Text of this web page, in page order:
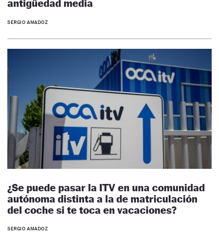
antigüedad media
SERGIO AMADOZ
¿Se puede pasar la ITV en una comunidad
autónoma distinta a la de matriculación
del coche si te toca en vacaciones?
SERGIO AMADOZ